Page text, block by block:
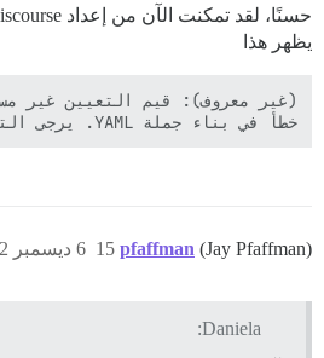
يظهر هذا
خطأ في بناء جملة YAML. يرجى التحقق من ملفات تكوين containers/*.yml الخاصة بك.
pfaffman (Jay Pfaffman) 6 ديسمبر 2022، 6:43م 15
Daniela: